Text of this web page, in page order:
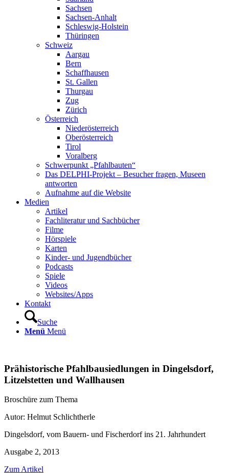
Sachsen
Sachsen-Anhalt
Schleswig-Holstein
Thüringen
Schweiz
Aargau
Bern
Schaffhausen
St. Gallen
Thurgau
Zug
Zürich
Österreich
Niederösterreich
Oberösterreich
Tirol
Voralberg
Schwerpunkt „Pfahlbauten“
Das DELPHI-Projekt – Besucher fragen, Museen
antworten
Aufnahme auf die Website
Medien
Artikel
Fachliteratur und Sachbücher
Filme
Hörspiele
Karten
Kinder- und Jugendbücher
Podcasts
Spiele
Videos
Websites/Apps
Kontakt
Suche
Menü Menü
Prähistorische Pfahlbausiedlungen in Dingelsdorf,
Litzelstetten und Wallhausen
Broschüre zum Thema
Autor: Helmut Schlichtherle
Dingelsdorf, vom Bauern- und Fischerdorf ins 21. Jahrhundert
Ausgabe 2, 2013
Zum Artikel